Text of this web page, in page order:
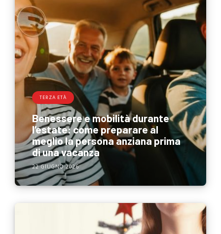
TERZA ETÀ
Benessere e mobilità durante
l’estate: come preparare al
meglio la persona anziana prima
di una vacanza
22 GIUGNO 2026